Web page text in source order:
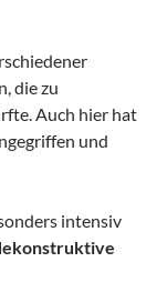
die zu
Auch hier hat
und
intensiv